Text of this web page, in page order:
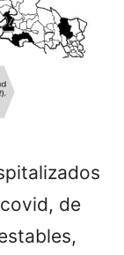
de